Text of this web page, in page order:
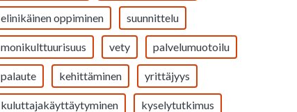
elinikäinen oppiminen suunnittelu
monikulttuurisuus vety palvelumuotoilu
palaute kehittäminen yrittäjyys
kuluttajakäyttäytyminen kyselytutkimus